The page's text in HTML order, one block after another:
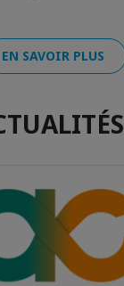
EN SAVOIR PLUS